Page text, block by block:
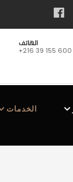
الهاتف
+216 39 155 600
الخدمات